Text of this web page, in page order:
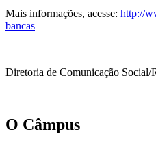
Mais informações, acesse: http://
bancas
Diretoria de Comunicação Social/
O Câmpus